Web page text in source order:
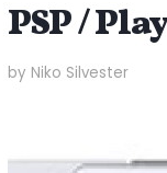
PSP /
by Niko Silvester